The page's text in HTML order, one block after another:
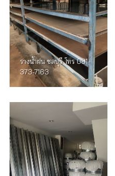
รางน้ำฝน ชลบุรี โทร 081-
373-7163